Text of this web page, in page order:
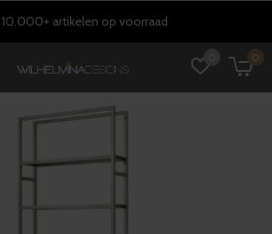
0
10.000+ artikelen op voorraad